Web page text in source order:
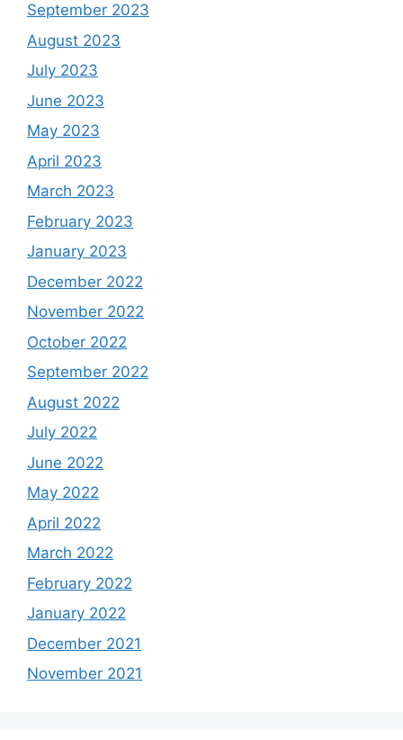
September 2023
August 2023
July 2023
June 2023
May 2023
April 2023
March 2023
February 2023
January 2023
December 2022
November 2022
October 2022
September 2022
August 2022
July 2022
June 2022
May 2022
April 2022
March 2022
February 2022
January 2022
December 2021
November 2021